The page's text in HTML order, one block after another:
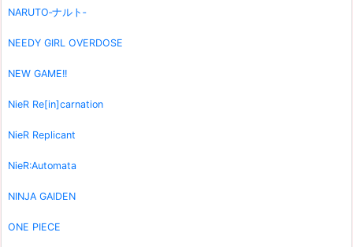
NARUTO‐ナルト‐
NEEDY GIRL OVERDOSE
NEW GAME!!
NieR Re[in]carnation
NieR Replicant
NieR:Automata
NINJA GAIDEN
ONE PIECE